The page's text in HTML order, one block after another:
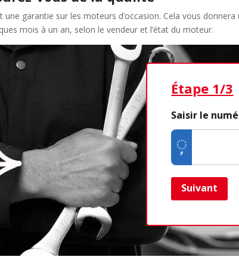
garantie sur les moteurs d’occasion. Cela vous
mois à un an, selon le vendeur et l’état du moteur.
Étape 1/3
Saisir le
Suivant